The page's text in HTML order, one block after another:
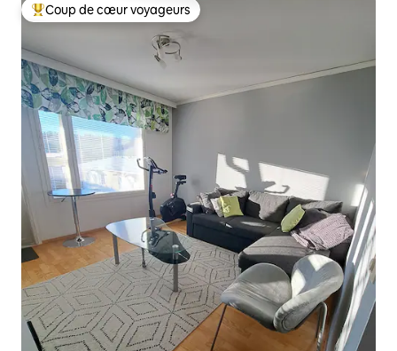
Coups de cœur voyageurs les plus appréciés
Coup de cœur voyageurs